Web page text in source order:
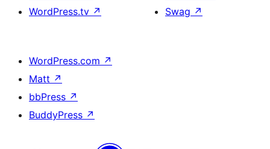
WordPress.tv ↗
Swag ↗
WordPress.com ↗
Matt ↗
bbPress ↗
BuddyPress ↗